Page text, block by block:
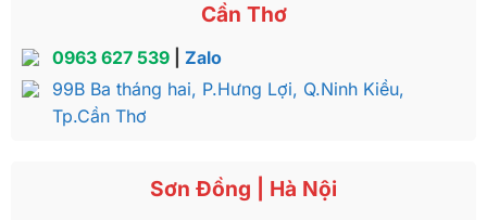
Cần Thơ
0963 627 539| Zalo
99B Ba tháng hai, P.Hưng Lợi, Q.Ninh Kiều,
Tp.Cần Thơ
Sơn Đồng | Hà Nội